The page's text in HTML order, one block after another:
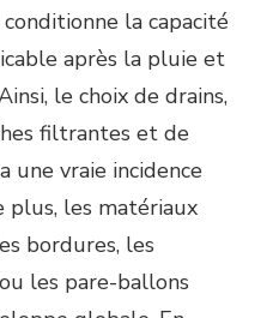
conditionne la capacité
après la pluie et
le choix de drains,
filtrantes et de
une vraie incidence
les matériaux
bordures, les
les pare-ballons